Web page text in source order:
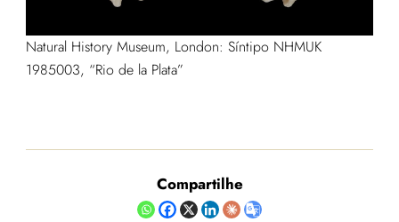
Natural History Museum, London: Síntipo NHMUK
1985003, “Rio de la Plata”
Compartilhe